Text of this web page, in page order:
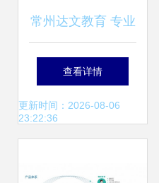
常州达文教育 专业
教育咨询服务的卓
越之选
查看详情
更新时间：2026-08-06
23:22:36